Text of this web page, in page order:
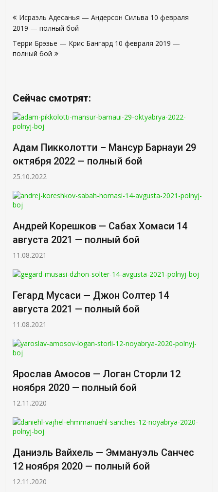
по
записям
Исраэль Адесанья — Андерсон Сильва 10 февраля
2019 — полный бой
Терри Брэзье — Крис Бангард 10 февраля 2019 —
полный бой
Сейчас смотрят:
Адам Пикколотти – Мансур Барнауи 29
октября 2022 — полный бой
25.10.2022
Андрей Корешков — Сабах Хомаси 14
августа 2021 — полный бой
11.08.2021
Гегард Мусаси — Джон Солтер 14
августа 2021 — полный бой
11.08.2021
Ярослав Амосов — Логан Сторли 12
ноября 2020 — полный бой
12.11.2020
Даниэль Вайхель — Эммануэль Санчес
12 ноября 2020 — полный бой
12.11.2020